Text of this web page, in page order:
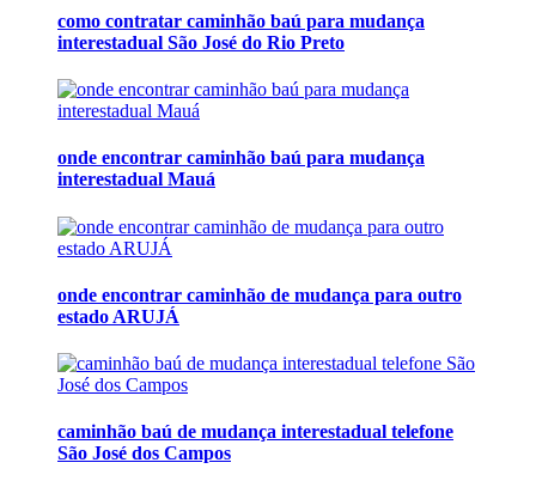
como contratar caminhão baú para mudança
interestadual São José do Rio Preto
onde encontrar caminhão baú para mudança
interestadual Mauá
onde encontrar caminhão de mudança para outro
estado ARUJÁ
caminhão baú de mudança interestadual telefone
São José dos Campos